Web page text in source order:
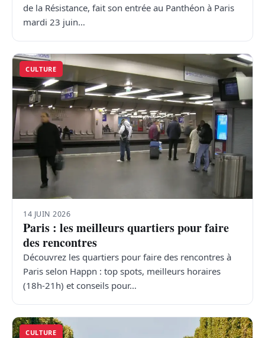
de la Résistance, fait son entrée au Panthéon à Paris
mardi 23 juin…
CULTURE
14 JUIN 2026
Paris : les meilleurs quartiers pour faire
des rencontres
Découvrez les quartiers pour faire des rencontres à
Paris selon Happn : top spots, meilleurs horaires
(18h-21h) et conseils pour…
CULTURE